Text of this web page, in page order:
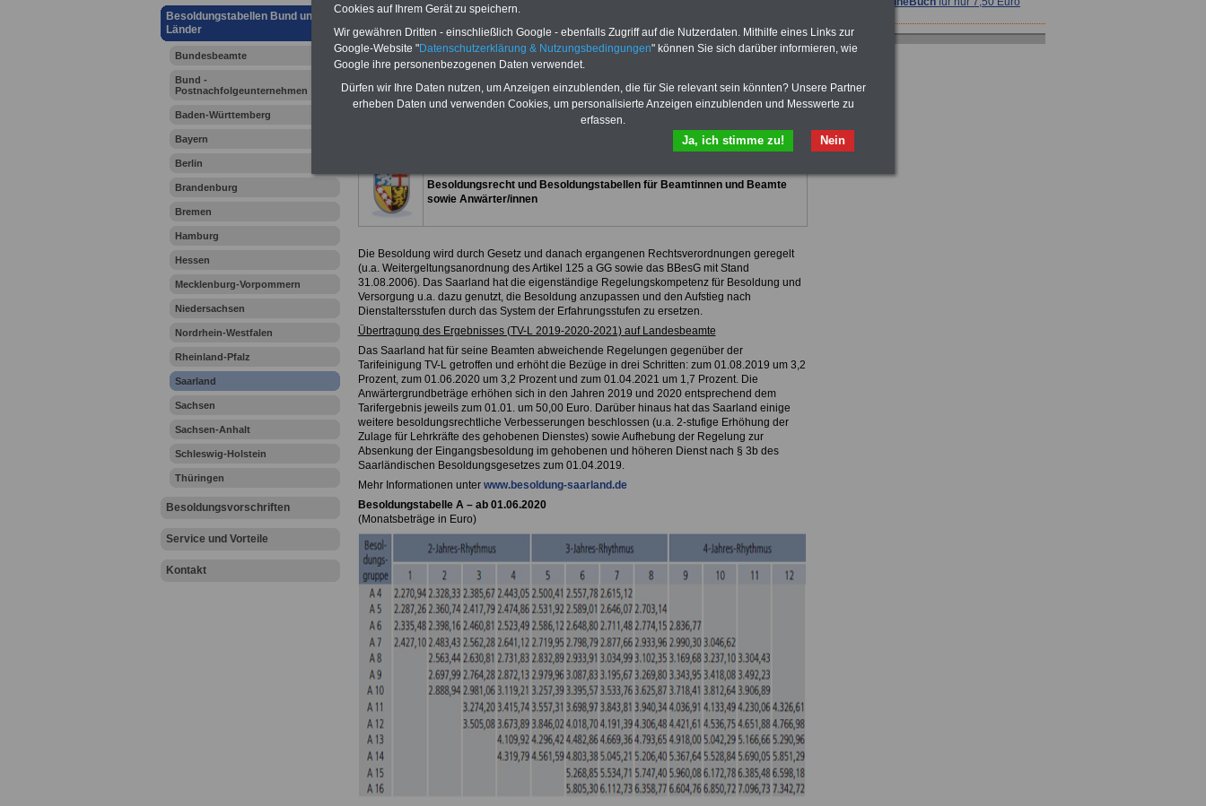
Besoldungstabellen Bund und
Länder
Bundesbeamte
Bund -
Postnachfolgeunternehmen
Baden-Württemberg
Bayern
Berlin
Brandenburg
Bremen
Hamburg
Hessen
Mecklenburg-Vorpommern
Niedersachsen
Nordrhein-Westfalen
Rheinland-Pfalz
Saarland
Sachsen
Sachsen-Anhalt
Schleswig-Holstein
Thüringen
Besoldungsvorschriften
Service und Vorteile
Kontakt
wichtigsten Fragen zum Öffentlichen
Dienst auf dem Laufenden: Sie
herunterladen, lesen und
ausdrucken.Mehr Infos
Besoldungsrecht und Besoldungstabellen für Beamtinnen und Beamte
sowie Anwärter/innen
Die Besoldung wird durch Gesetz und danach ergangenen Rechtsverordnungen geregelt
(u.a. Weitergeltungsanordnung des Artikel 125 a GG sowie das BBesG mit Stand
31.08.2006). Das Saarland hat die eigenständige Regelungskompetenz für Besoldung und
Versorgung u.a. dazu genutzt, die Besoldung anzupassen und den Aufstieg nach
Dienstaltersstufen durch das System der Erfahrungsstufen zu ersetzen.
Übertragung des Ergebnisses (TV-L 2019-2020-2021) auf Landesbeamte
Das Saarland hat für seine Beamten abweichende Regelungen gegenüber der
Tarifeinigung TV-L getroffen und erhöht die Bezüge in drei Schritten: zum 01.08.2019 um 3,2
Prozent, zum 01.06.2020 um 3,2 Prozent und zum 01.04.2021 um 1,7 Prozent. Die
Anwärtergrundbeträge erhöhen sich in den Jahren 2019 und 2020 entsprechend dem
Tarifergebnis jeweils zum 01.01. um 50,00 Euro. Darüber hinaus hat das Saarland einige
weitere besoldungsrechtliche Verbesserungen beschlossen (u.a. 2-stufige Erhöhung der
Zulage für Lehrkräfte des gehobenen Dienstes) sowie Aufhebung der Regelung zur
Absenkung der Eingangsbesoldung im gehobenen und höheren Dienst nach § 3b des
Saarländischen Besoldungsgesetzes zum 01.04.2019.
Mehr Informationen unter www.besoldung-saarland.de
Besoldungstabelle A – ab 01.06.2020
(Monatsbeträge in Euro)
Cookies auf Ihrem Gerät zu speichern.
Wir gewähren Dritten - einschließlich Google - ebenfalls Zugriff auf die Nutzerdaten. Mithilfe eines Links zur
Google-Website "Datenschutzerklärung & Nutzungsbedingungen" können Sie sich darüber informieren, wie
Google ihre personenbezogenen Daten verwendet.
Dürfen wir Ihre Daten nutzen, um Anzeigen einzublenden, die für Sie relevant sein könnten? Unsere Partner
erheben Daten und verwenden Cookies, um personalisierte Anzeigen einzublenden und Messwerte zu
erfassen.
Nein
Ja, ich stimme zu!